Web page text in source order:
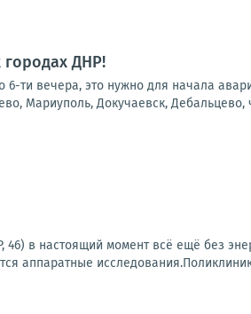
городах ДНР!
6-ти вечера, это нужно для начала
Мариуполь, Докучаевск, Дебальцево,
в настоящий момент всё ещё без
аппаратные